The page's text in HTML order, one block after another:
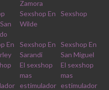
Zamora
Sexshop En
Wilde
Sexshop
En
Sexshop En
Sarandi
Sexshop En
San Miguel
El sexshop
mas
estimulador
El sexshop
mas
estimulador